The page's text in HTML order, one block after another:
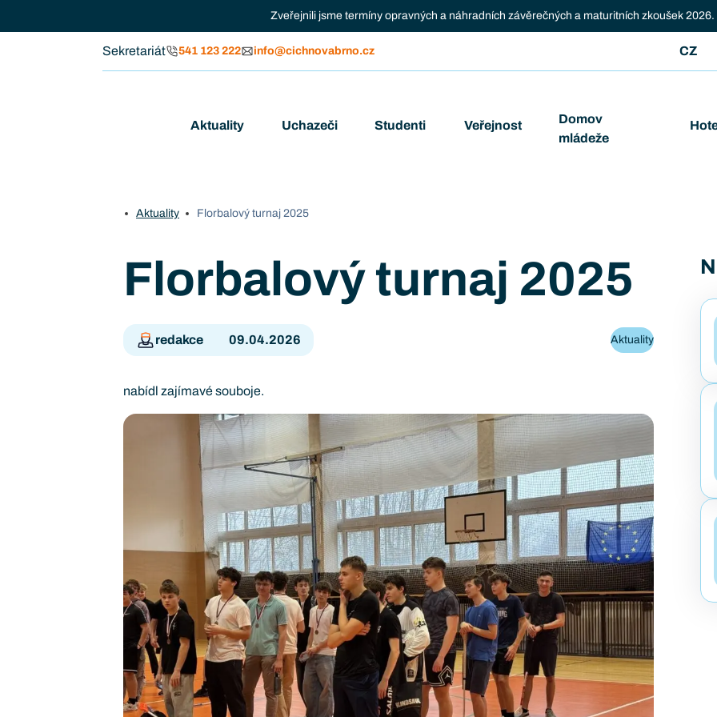
Zveřejnili jsme termíny opravných a náhradních závěrečných a maturitních zkoušek 2026.
Sekretariát 541 123 222 info@cichnovabrno.cz CZ
Aktuality Uchazeči Studenti Veřejnost
Domov
mládeže
Aktuality Florbalový turnaj 2025
Florbalový turnaj 2025
redakce 09.04.2026 Aktuality
nabídl zajímavé souboje.